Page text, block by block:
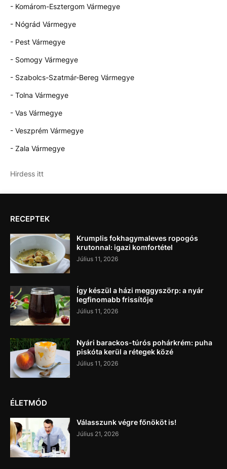
- Komárom-Esztergom Vármegye
- Nógrád Vármegye
- Pest Vármegye
- Somogy Vármegye
- Szabolcs-Szatmár-Bereg Vármegye
- Tolna Vármegye
- Vas Vármegye
- Veszprém Vármegye
- Zala Vármegye
Hirdess itt
RECEPTEK
Krumplis fokhagymaleves ropogós
krutonnal: igazi komfortétel
Július 11, 2026
Így készül a házi meggyszörp: a nyár
legfinomabb frissítője
Július 11, 2026
Nyári barackos-túrós pohárkrém: puha
piskóta kerül a rétegek közé
Július 11, 2026
ÉLETMÓD
Válasszunk végre főnököt is!
Július 21, 2026